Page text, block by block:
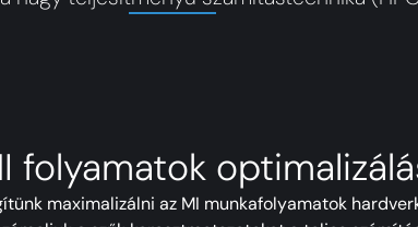
folyamatok
maximalizálni az MI munkafolyamatok